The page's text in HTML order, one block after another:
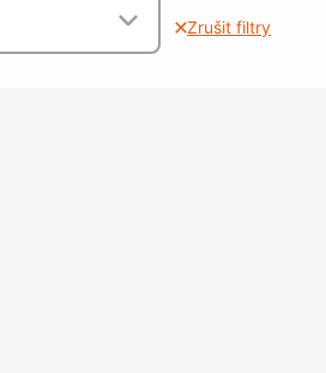
nohy, Nábytkové nohy a
nastavení
Zrušit filtry